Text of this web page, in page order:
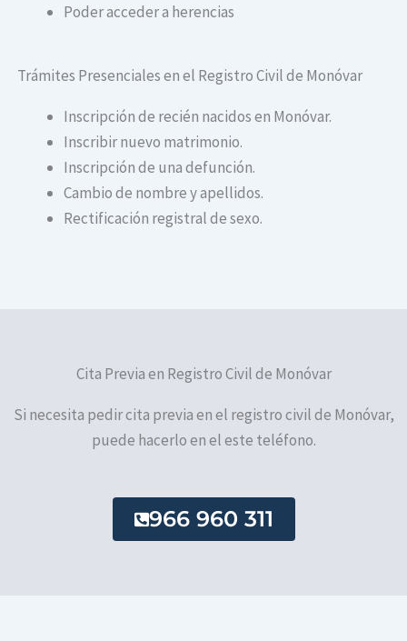
Poder acceder a herencias
Trámites Presenciales en el Registro Civil de Monóvar
Inscripción de recién nacidos en Monóvar.
Inscribir nuevo matrimonio.
Inscripción de una defunción.
Cambio de nombre y apellidos.
Rectificación registral de sexo.
Cita Previa en Registro Civil de Monóvar
Si necesita pedir cita previa en el registro civil de Monóvar,
puede hacerlo en el este teléfono.
966 960 311